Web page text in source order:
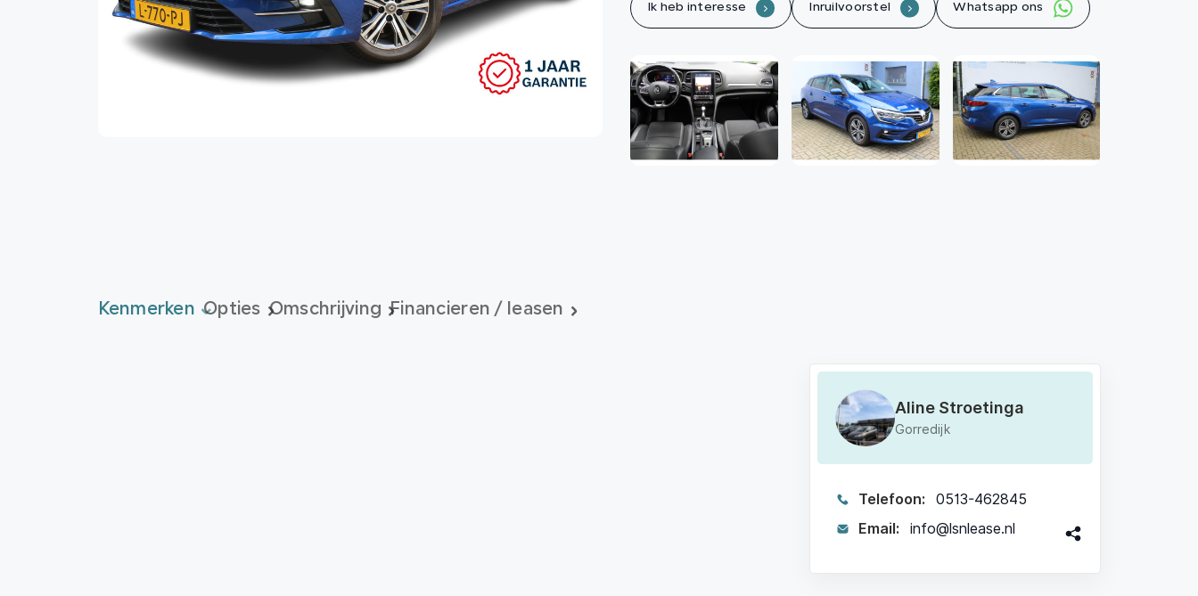
Contact
Ik heb interesse . Inruilvoorstel . Whatsapp ons
Kenmerken Opties Omschrijving Financieren / leasen
Aline Stroetinga
Gorredijk
Telefoon:
0513-462845
Email:
info@lsnlease.nl